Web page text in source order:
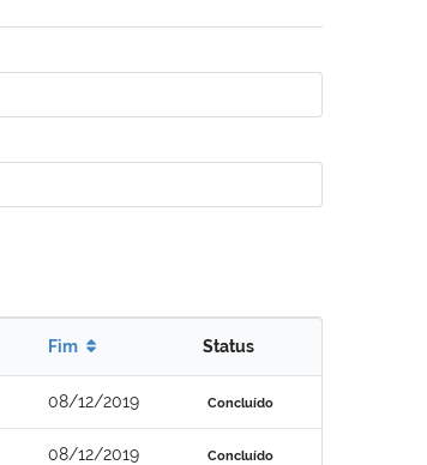
Fim Status
08/12/2019 Concluído
08/12/2019 Concluído